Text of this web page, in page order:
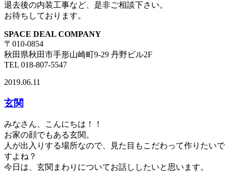
退去後の内装工事など、是非ご相談下さい。
お待ちしております。
SPACE DEAL COMPANY
〒010-0854
秋田県秋田市手形山崎町9-29 丹野ビル2F
TEL 018-807-5547
2019.06.11
玄関
みなさん、こんにちは！！
お家の顔でもある玄関。
人が出入りする場所なので、見た目もこだわって作りたいで
すよね？
今日は、玄関まわりについてお話ししたいと思います。